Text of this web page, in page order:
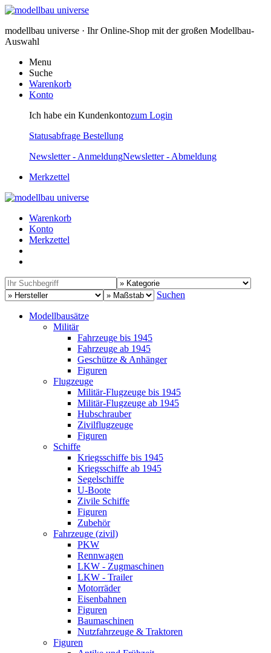
modellbau universe · Ihr Online-Shop mit der großen Modellbau-
Auswahl
Menu
Suche
Warenkorb
Konto
Ich habe ein Kundenkontozum Login
Statusabfrage Bestellung
Newsletter - AnmeldungNewsletter - Abmeldung
Merkzettel
Warenkorb
Konto
Merkzettel
Suchen
Modellbausätze
Militär
Fahrzeuge bis 1945
Fahrzeuge ab 1945
Geschütze & Anhänger
Figuren
Flugzeuge
Militär-Flugzeuge bis 1945
Militär-Flugzeuge ab 1945
Hubschrauber
Zivilflugzeuge
Figuren
Schiffe
Kriegsschiffe bis 1945
Kriegsschiffe ab 1945
Segelschiffe
U-Boote
Zivile Schiffe
Figuren
Zubehör
Fahrzeuge (zivil)
PKW
Rennwagen
LKW - Zugmaschinen
LKW - Trailer
Motorräder
Eisenbahnen
Figuren
Baumaschinen
Nutzfahrzeuge & Traktoren
Figuren